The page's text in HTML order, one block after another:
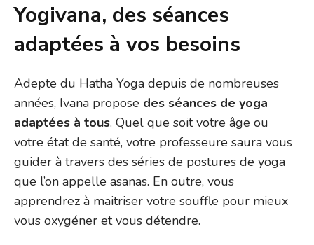
Yogivana, des séances
adaptées à vos besoins
Adepte du Hatha Yoga depuis de nombreuses
années, Ivana propose des séances de yoga
adaptées à tous. Quel que soit votre âge ou
votre état de santé, votre professeure saura vous
guider à travers des séries de postures de yoga
que l’on appelle asanas. En outre, vous
apprendrez à maitriser votre souffle pour mieux
vous oxygéner et vous détendre.